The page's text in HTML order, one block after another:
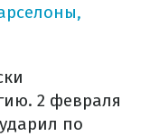
2 февраля
по